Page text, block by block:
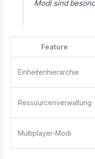
Modi sind
Feature
Einheitenhierarchie
Ressourcenverwaltung
Multiplayer-Modi